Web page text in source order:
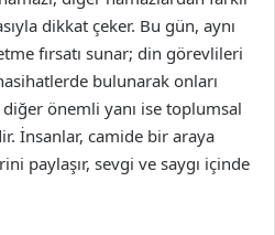
dikkat çeker. Bu gün, aynı
fırsatı sunar; din görevlileri
bulunarak onları
önemli yanı ise toplumsal
İnsanlar, camide bir araya
paylaşır, sevgi ve saygı içinde